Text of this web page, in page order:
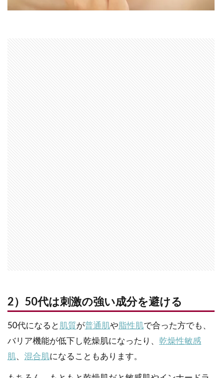
2）50代は刺激の強い成分を避ける
50代になると 肌質が普通肌や脂性肌で合った方でも、
バリア機能が低下し乾燥肌になったり、 乾燥性敏感
肌、 混合肌になることもあります。